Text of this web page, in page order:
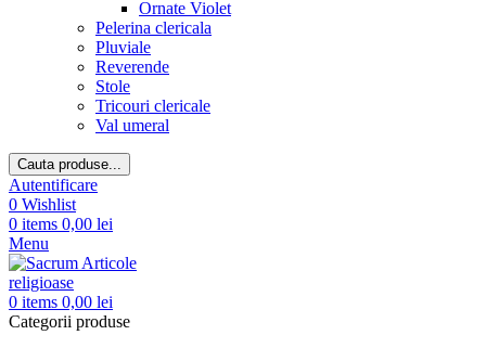
Ornate Violet
Pelerina clericala
Pluviale
Reverende
Stole
Tricouri clericale
Val umeral
Cauta produse...
Autentificare
0 Wishlist
0 items 0,00 lei
Menu
0 items 0,00 lei
Categorii produse